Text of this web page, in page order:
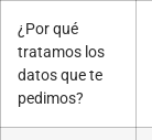
¿Por qué
tratamos los
datos que te
pedimos?